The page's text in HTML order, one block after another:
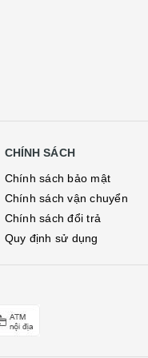
CHÍNH SÁCH
Chính sách bảo mật
Chính sách vận chuyển
Chính sách đổi trả
Quy định sử dụng